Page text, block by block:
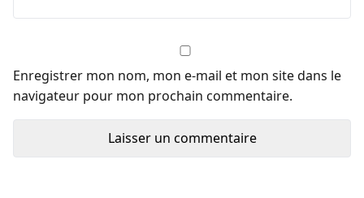
Enregistrer mon nom, mon e-mail et mon site dans le
navigateur pour mon prochain commentaire.